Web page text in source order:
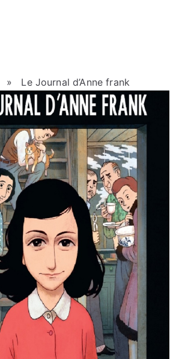
» Le Journal d’Anne frank